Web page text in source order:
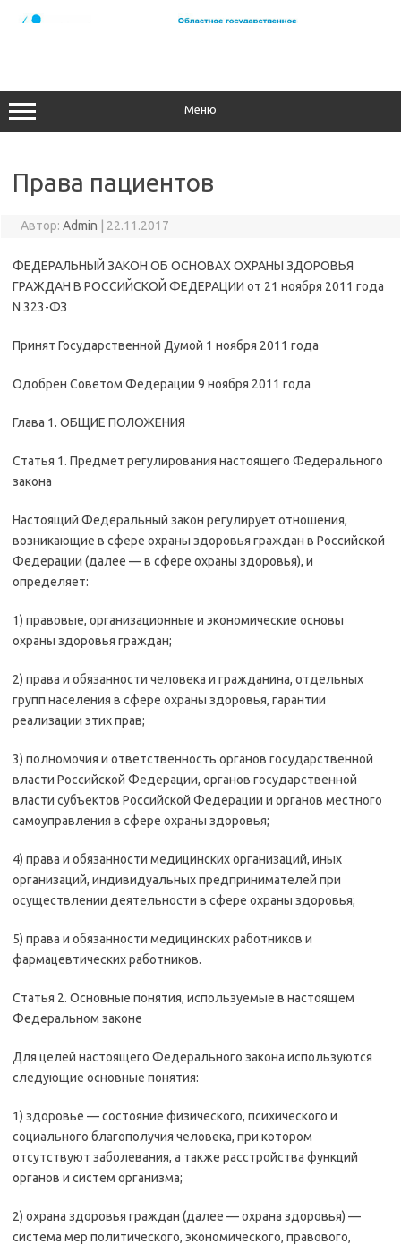
Меню
Права пациентов
Автор: Admin 22.11.2017
ФЕДЕРАЛЬНЫЙ ЗАКОН ОБ ОСНОВАХ ОХРАНЫ ЗДОРОВЬЯ
ГРАЖДАН В РОССИЙСКОЙ ФЕДЕРАЦИИ от 21 ноября 2011 года
N 323-ФЗ
Принят Государственной Думой 1 ноября 2011 года
Одобрен Советом Федерации 9 ноября 2011 года
Глава 1. ОБЩИЕ ПОЛОЖЕНИЯ
Статья 1. Предмет регулирования настоящего Федерального
закона
Настоящий Федеральный закон регулирует отношения,
возникающие в сфере охраны здоровья граждан в Российской
Федерации (далее — в сфере охраны здоровья), и
определяет:
1) правовые, организационные и экономические основы
охраны здоровья граждан;
2) права и обязанности человека и гражданина, отдельных
групп населения в сфере охраны здоровья, гарантии
реализации этих прав;
3) полномочия и ответственность органов государственной
власти Российской Федерации, органов государственной
власти субъектов Российской Федерации и органов местного
самоуправления в сфере охраны здоровья;
4) права и обязанности медицинских организаций, иных
организаций, индивидуальных предпринимателей при
осуществлении деятельности в сфере охраны здоровья;
5) права и обязанности медицинских работников и
фармацевтических работников.
Статья 2. Основные понятия, используемые в настоящем
Федеральном законе
Для целей настоящего Федерального закона используются
следующие основные понятия:
1) здоровье — состояние физического, психического и
социального благополучия человека, при котором
отсутствуют заболевания, а также расстройства функций
органов и систем организма;
2) охрана здоровья граждан (далее — охрана здоровья) —
система мер политического, экономического, правового,